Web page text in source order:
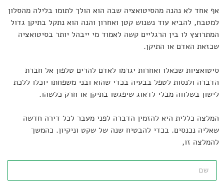
אף אחד לא נהנה מהסיטואציה שבה הוא הולך לתומו בלילה מהסלון
למטבח, להביא עוד נשנוש קטן ואחרון והנה הוא נתקל בתיקן גדול
המתרוצץ לו בין הרגליים קשה לאמוד מי ייבהל יותר בסיטואציה
שכזאת האדם או התיקן.
סיטואציות שכאלו ואחרות יגרמו לאדם להרים טלפון אל חברת
הדברה ולנסות לטפל בבעיה בכדי שהוא ובני משפחתו יוכלו ללכת
לישון בשלווה מבלי לדאוג שיפגשו בתיקן או חרק כלשהו.
המלצה כללית היא להזמין הדברה לפני מעבר לכל דירה חדשה
שאליה נכנסים. בכדי להבטיח שנה של שקט וניקיון. כהמשך
להמלצה זו,